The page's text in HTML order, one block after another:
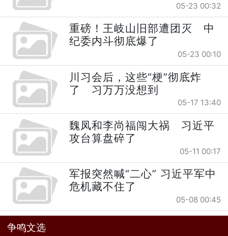
05-23 00:32
重磅！王岐山旧部遭团灭 中
纪委内斗彻底爆了
05-23 00:10
川习会后，这些“梗”彻底炸
了 习万万没想到
05-17 13:40
魏凤和李尚福闯大祸 习近平
攻台算盘碎了
05-11 00:17
军报突然喊“二心” 习近平军中
危机藏不住了
05-08 00:45
争鸣文选